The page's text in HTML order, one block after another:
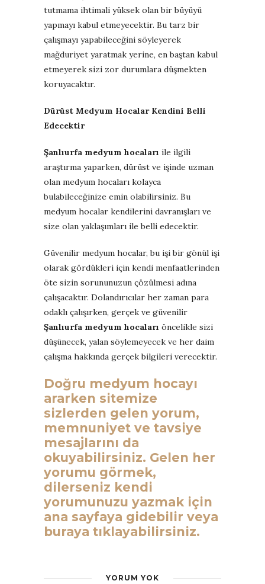
tutmama ihtimali yüksek olan bir büyüyü
yapmayı kabul etmeyecektir. Bu tarz bir
çalışmayı yapabileceğini söyleyerek
mağduriyet yaratmak yerine, en baştan kabul
etmeyerek sizi zor durumlara düşmekten
koruyacaktır.
Dürüst Medyum Hocalar Kendini Belli
Edecektir
Şanlıurfa medyum hocaları ile ilgili
araştırma yaparken, dürüst ve işinde uzman
olan medyum hocaları kolayca
bulabileceğinize emin olabilirsiniz. Bu
medyum hocalar kendilerini davranışları ve
size olan yaklaşımları ile belli edecektir.
Güvenilir medyum hocalar, bu işi bir gönül işi
olarak gördükleri için kendi menfaatlerinden
öte sizin sorununuzun çözülmesi adına
çalışacaktır. Dolandırıcılar her zaman para
odaklı çalışırken, gerçek ve güvenilir
Şanlıurfa medyum hocaları öncelikle sizi
düşünecek, yalan söylemeyecek ve her daim
çalışma hakkında gerçek bilgileri verecektir.
Doğru medyum hocayı
ararken sitemize
sizlerden gelen yorum,
memnuniyet ve tavsiye
mesajlarını da
okuyabilirsiniz. Gelen her
yorumu görmek,
dilerseniz kendi
yorumunuzu yazmak için
ana sayfaya gidebilir veya
buraya tıklayabilirsiniz.
YORUM YOK